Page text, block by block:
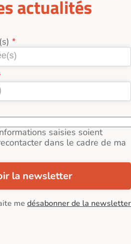
actualités
saisies soient
dans le cadre de ma
la newsletter
me désabonner de la newsletter